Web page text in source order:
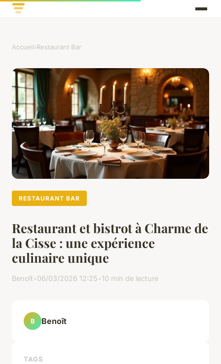
Accueil›Restaurant Bar
RESTAURANT BAR
Restaurant et bistrot à Charme de
la Cisse : une expérience
culinaire unique
Benoît•06/03/2026 12:25•10 min de lecture
B Benoît
TAGS